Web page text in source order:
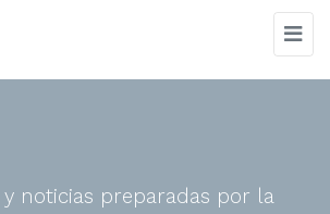
noticias preparadas por la